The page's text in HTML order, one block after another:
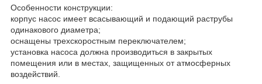
Особенности конструкции:
корпус насос имеет всасывающий и подающий раструбы
одинакового диаметра;
оснащены трехскоростным переключателем;
установка насоса должна производиться в закрытых
помещения или в местах, защищенных от атмосферных
воздействий.